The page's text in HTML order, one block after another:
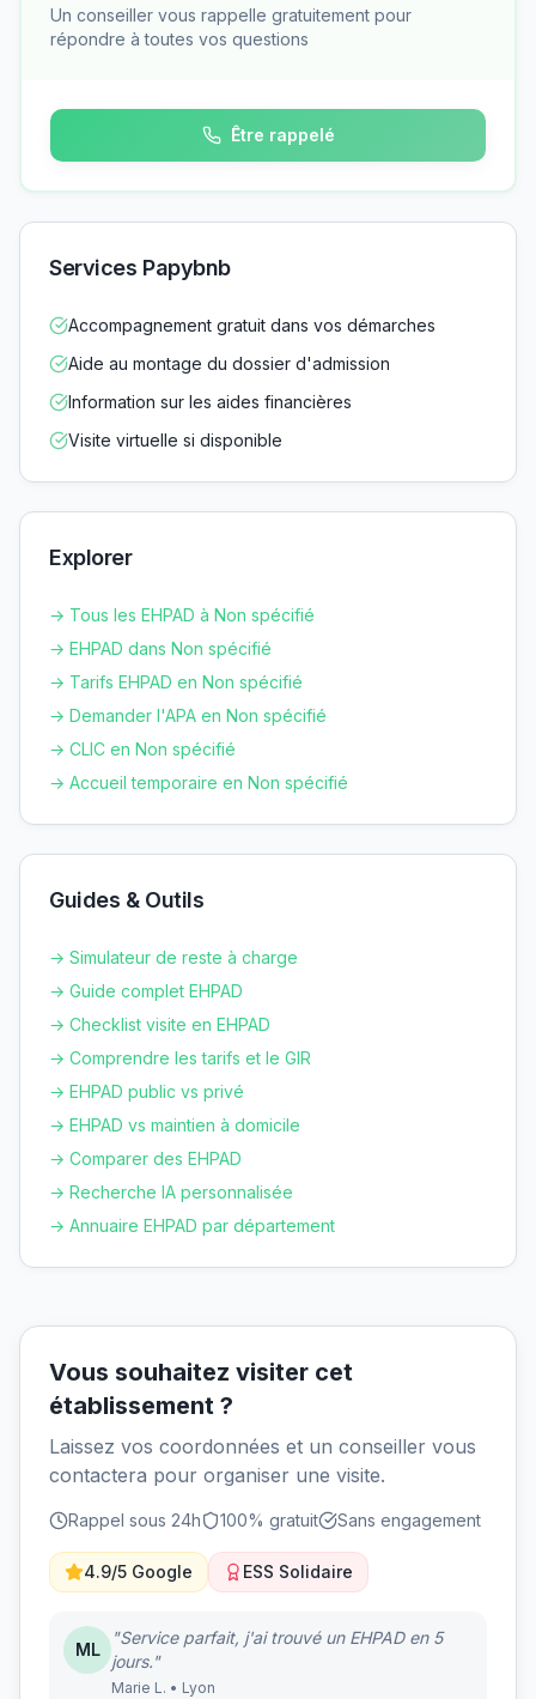
Un conseiller vous rappelle gratuitement pour
répondre à toutes vos questions
Être rappelé
Services Papybnb
Accompagnement gratuit dans vos démarches
Aide au montage du dossier d'admission
Information sur les aides financières
Visite virtuelle si disponible
Explorer
→ Tous les EHPAD à Non spécifié
→ EHPAD dans Non spécifié
→ Tarifs EHPAD en Non spécifié
→ Demander l'APA en Non spécifié
→ CLIC en Non spécifié
→ Accueil temporaire en Non spécifié
Guides & Outils
→ Simulateur de reste à charge
→ Guide complet EHPAD
→ Checklist visite en EHPAD
→ Comprendre les tarifs et le GIR
→ EHPAD public vs privé
→ EHPAD vs maintien à domicile
→ Comparer des EHPAD
→ Recherche IA personnalisée
→ Annuaire EHPAD par département
Vous souhaitez visiter cet
établissement ?
Laissez vos coordonnées et un conseiller vous
contactera pour organiser une visite.
Rappel sous 24h 100% gratuit Sans engagement
4.9/5 Google ESS Solidaire
ML
"Service parfait, j'ai trouvé un EHPAD en 5
jours."
Marie L. • Lyon